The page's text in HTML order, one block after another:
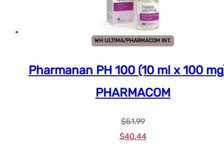
WH ULTIMA/PHARMACOM INT.
Pharmanan PH 100 (10 ml x 100
PHARMACOM
$51.99
El
$40.44El